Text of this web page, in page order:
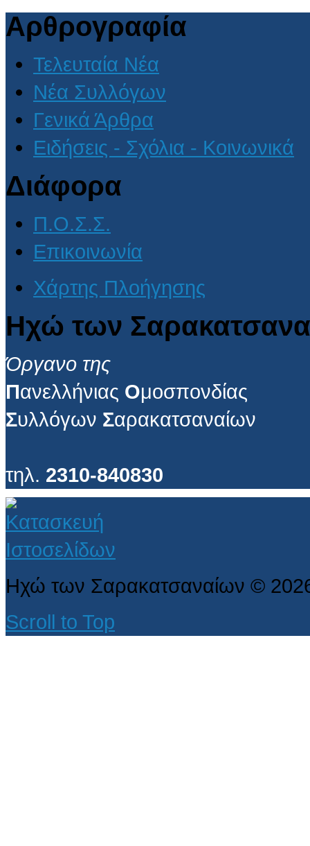
Αρθρογραφία
Τελευταία Νέα
Νέα Συλλόγων
Γενικά Άρθρα
Ειδήσεις - Σχόλια - Κοινωνικά
Διάφορα
Π.Ο.Σ.Σ.
Επικοινωνία
Χάρτης Πλοήγησης
Ηχώ των
Όργανο της
Πανελλήνιας Ομοσπονδίας
Συλλόγων Σαρακατσαναίων
τηλ. 2310-840830
Ηχώ των Σαρακατσαναίων ©
Scroll to Top